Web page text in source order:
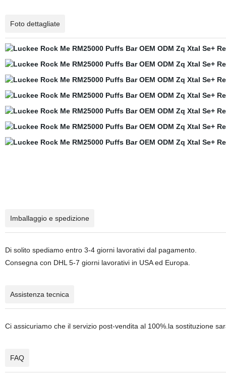
Foto dettagliate
Imballaggio e spedizione
Di solito spediamo entro 3-4 giorni lavorativi dal pagamento.
Consegna con DHL 5-7 giorni lavorativi in USA ed Europa.
Assistenza tecnica
Ci assicuriamo che il servizio post-vendita al 100%.la sostituzione
FAQ